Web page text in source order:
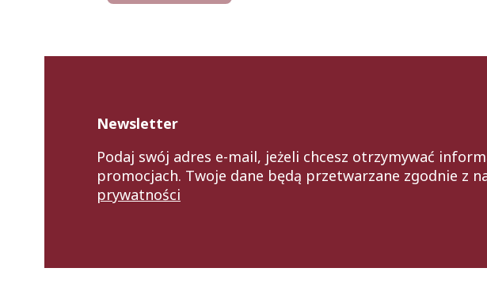
Newsletter
Podaj swój adres e-mail, jeżeli chcesz otrzymywać
promocjach. Twoje dane będą przetwarzane zgodnie z
prywatności